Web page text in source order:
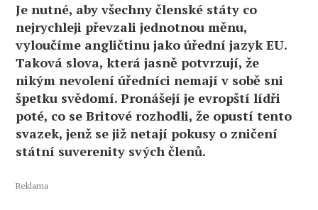
Je nutné, aby všechny členské státy co
nejrychleji převzali jednotnou měnu,
vyloučíme angličtinu jako úřední jazyk EU.
Taková slova, která jasně potvrzují, že
nikým nevolení úředníci nemají v sobě sni
špetku svědomí. Pronášejí je evropští lídři
poté, co se Britové rozhodli, že opustí tento
svazek, jenž se již netají pokusy o zničení
státní suverenity svých členů.
Reklama